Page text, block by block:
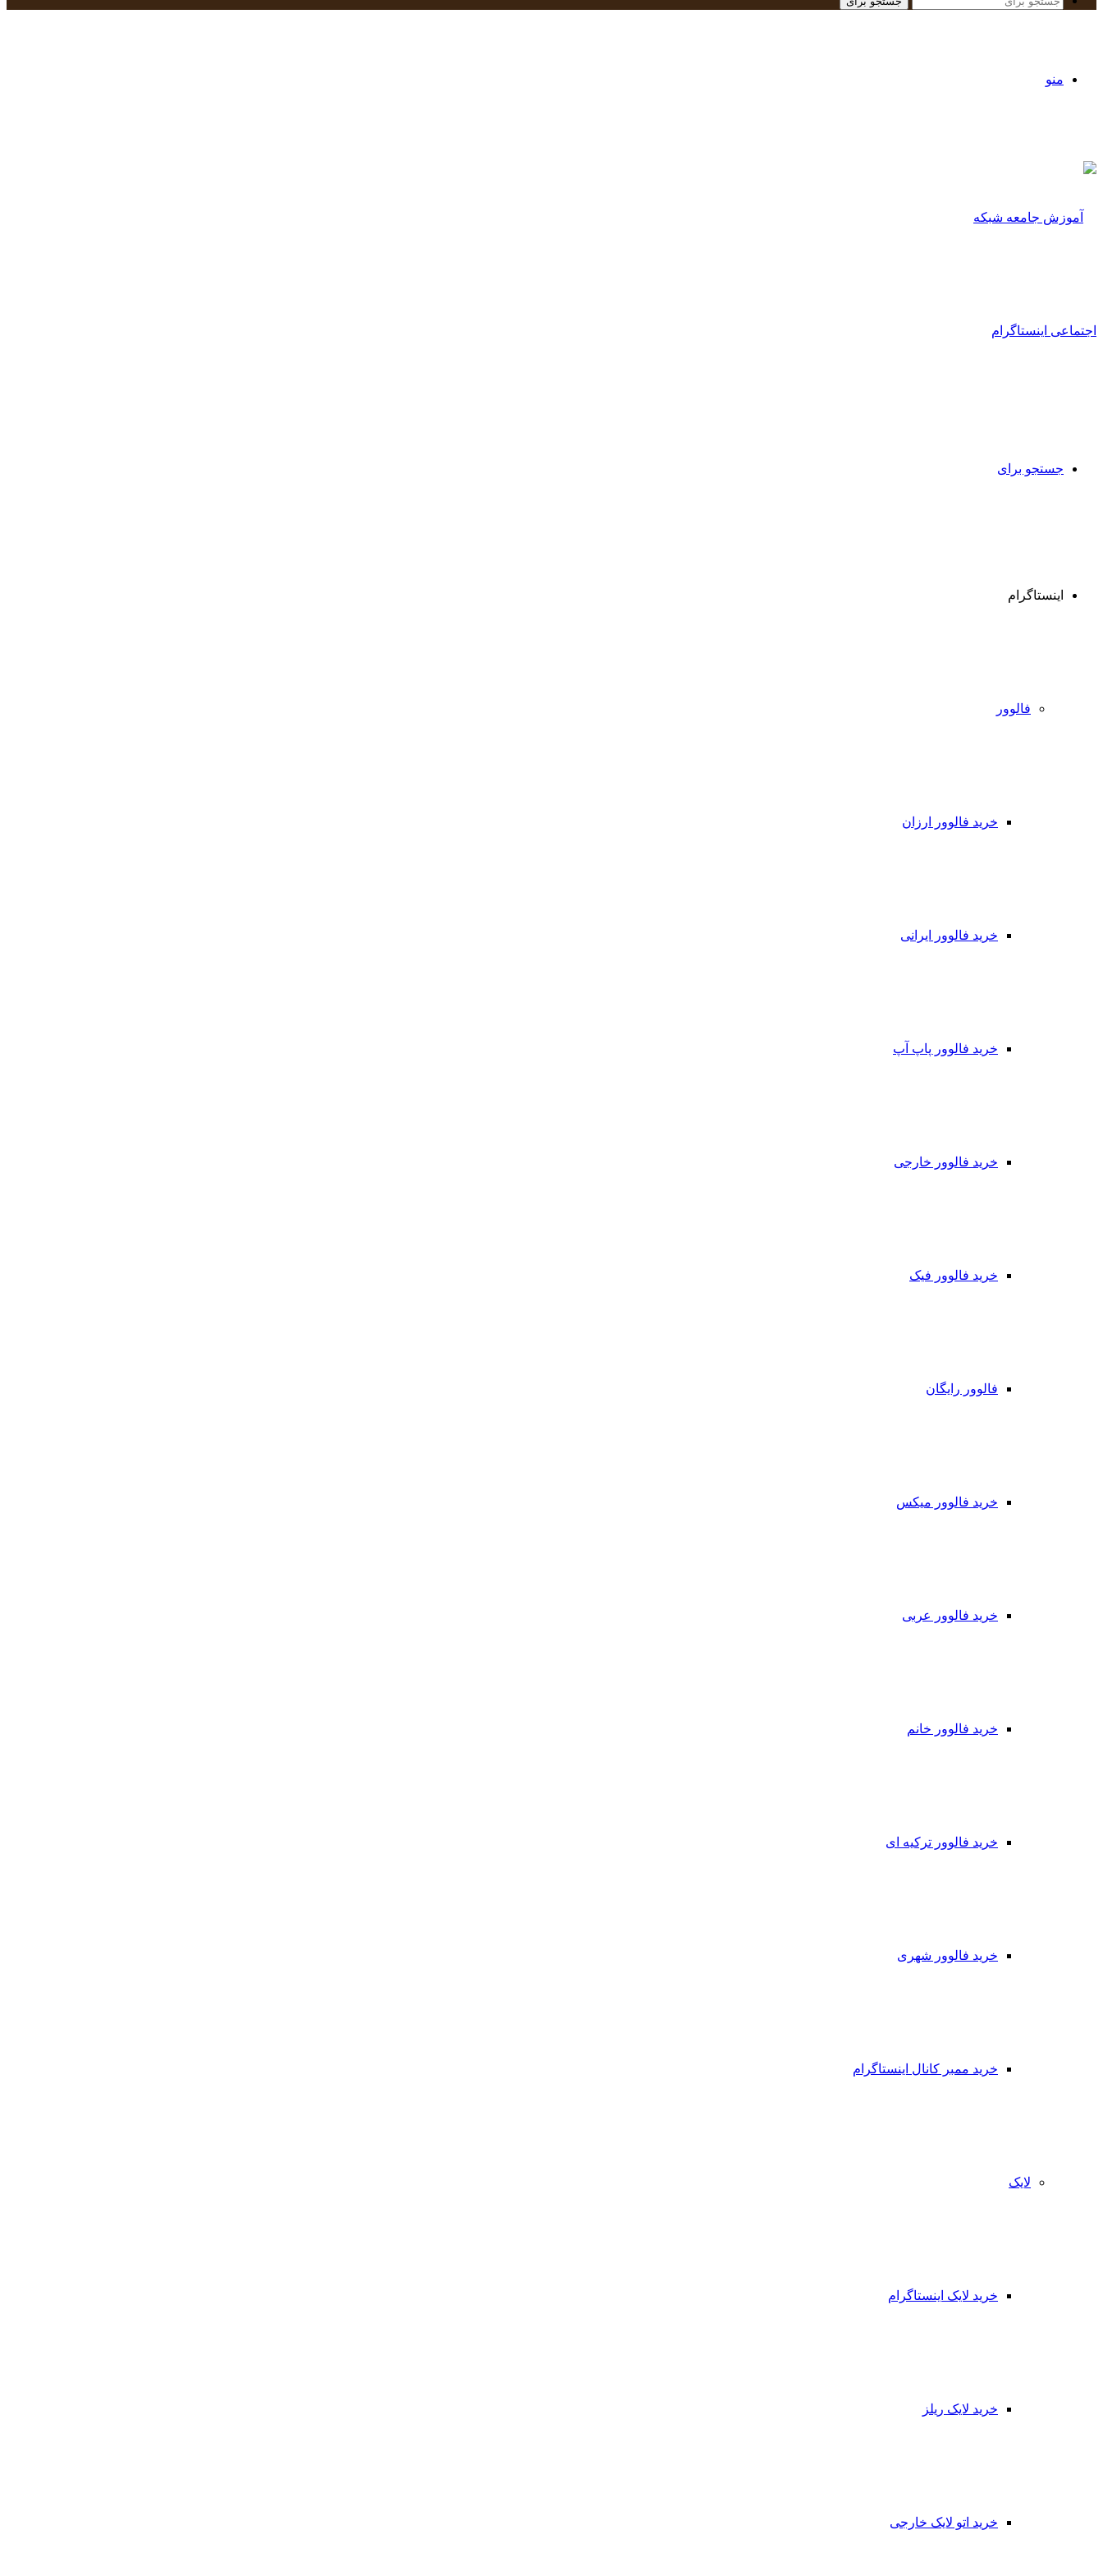
منو
جستجو برای
اینستاگرام
فالوور
خرید فالوور ارزان
خرید فالوور ایرانی
خرید فالوور پاپ آپ
خرید فالوور خارجی
خرید فالوور فیک
فالوور رایگان
خرید فالوور میکس
خرید فالوور عربی
خرید فالوور خانم
خرید فالوور ترکیه ای
خرید فالوور شهری
خرید ممبر کانال اینستاگرام
لایک
خرید لایک اینستاگرام
خرید لایک ریلز
خرید اتو لایک خارجی